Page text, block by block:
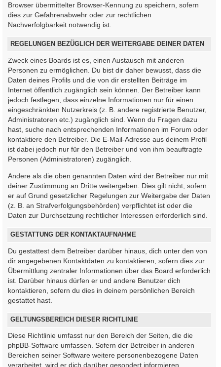
Browser übermittelter Browser-Kennung zu speichern, sofern
dies zur Gefahrenabwehr oder zur rechtlichen
Nachverfolgbarkeit notwendig ist.
REGELUNGEN BEZÜGLICH DER WEITERGABE DEINER DATEN
Zweck eines Boards ist es, einen Austausch mit anderen
Personen zu ermöglichen. Du bist dir daher bewusst, dass die
Daten deines Profils und die von dir erstellten Beiträge im
Internet öffentlich zugänglich sein können. Der Betreiber kann
jedoch festlegen, dass einzelne Informationen nur für einen
eingeschränkten Nutzerkreis (z. B. andere registrierte Benutzer,
Administratoren etc.) zugänglich sind. Wenn du Fragen dazu
hast, suche nach entsprechenden Informationen im Forum oder
kontaktiere den Betreiber. Die E-Mail-Adresse aus deinem Profil
ist dabei jedoch nur für den Betreiber und von ihm beauftragte
Personen (Administratoren) zugänglich.
Andere als die oben genannten Daten wird der Betreiber nur mit
deiner Zustimmung an Dritte weitergeben. Dies gilt nicht, sofern
er auf Grund gesetzlicher Regelungen zur Weitergabe der Daten
(z. B. an Strafverfolgungsbehörden) verpflichtet ist oder die
Daten zur Durchsetzung rechtlicher Interessen erforderlich sind.
GESTATTUNG DER KONTAKTAUFNAHME
Du gestattest dem Betreiber darüber hinaus, dich unter den von
dir angegebenen Kontaktdaten zu kontaktieren, sofern dies zur
Übermittlung zentraler Informationen über das Board erforderlich
ist. Darüber hinaus dürfen er und andere Benutzer dich
kontaktieren, sofern du dies in deinem persönlichen Bereich
gestattet hast.
GELTUNGSBEREICH DIESER RICHTLINIE
Diese Richtlinie umfasst nur den Bereich der Seiten, die die
phpBB-Software umfassen. Sofern der Betreiber in anderen
Bereichen seiner Software weitere personenbezogene Daten
verarbeitet, wird er dich darüber gesondert informieren.